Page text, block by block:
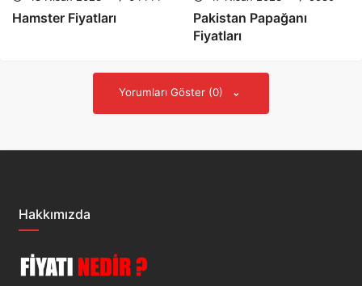
Hamster Fiyatları
Pakistan Papağanı
Fiyatları
Yorumları Göster (0)
Hakkımızda